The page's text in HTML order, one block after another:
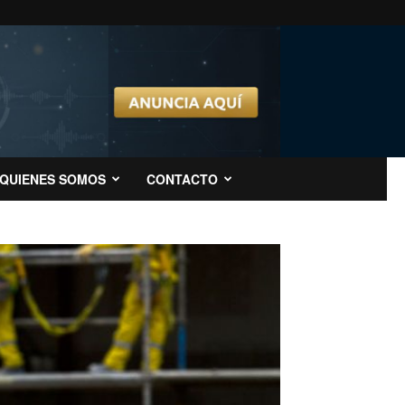
QUIENES SOMOS CONTACTO